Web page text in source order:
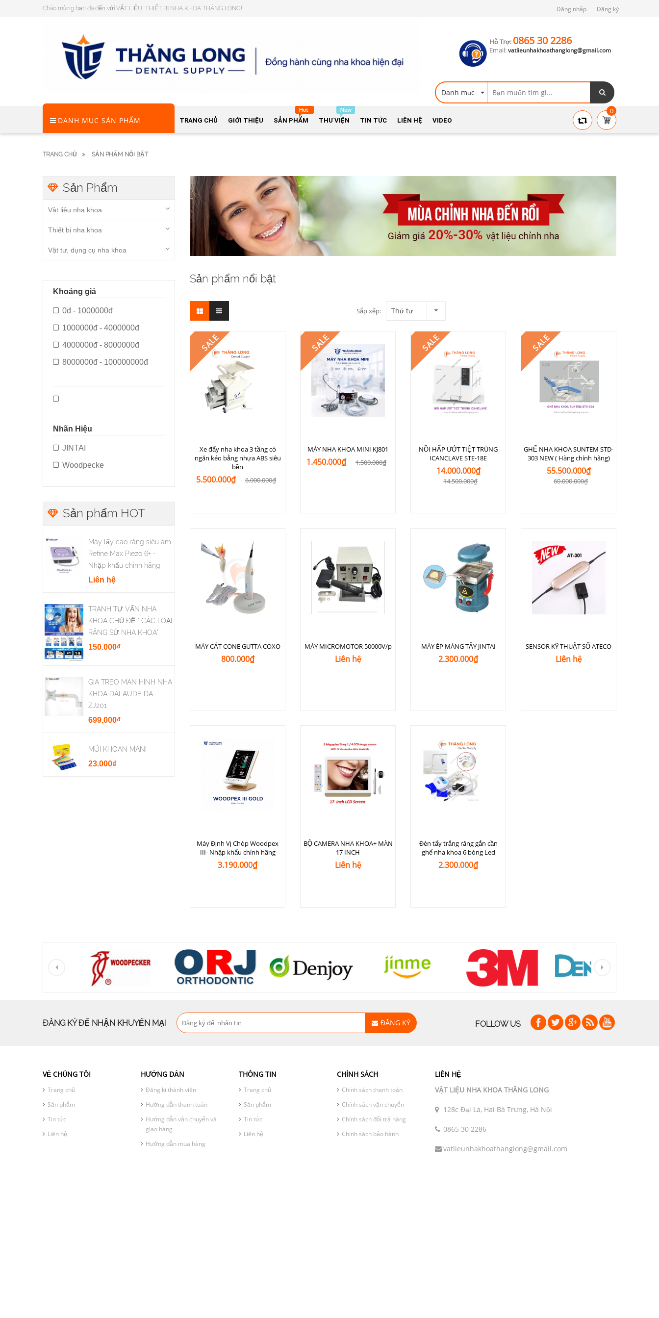
Chào mừng bạn đã đến với VẬT LIỆU, THIẾT BỊ NHA KHOA THĂNG LONG! Đăng nhập Đăng ký
Hỗ Trợ: 0865 30 2286
Email:vatlieunhakhoathanglong@gmail.com
Danh mục
DANH MỤC SẢN PHẨM TRANG CHỦ GIỚI THIỆU SẢN PHẨM THƯ VIỆN TIN TỨC LIÊN HỆ VIDEO
0
TRANG CHỦ SẢN PHẨM NỔI BẬT
Sản phẩm nổi bật
Sắp xếp: Thứ tự
SALE
Xe đẩy nha khoa 3 tầng có
ngăn kéo bằng nhựa ABS siêu
bền
5.500.000₫ 6.000.000₫
SALE
MÁY NHA KHOA MINI KJ801
1.450.000₫ 1.500.000₫
SALE
NỒI HẤP ƯỚT TIỆT TRÙNG
ICANCLAVE STE-18E
14.000.000₫
14.500.000₫
SALE
GHẾ NHA KHOA SUNTEM STD-
303 NEW ( Hàng chính hãng)
55.500.000₫
60.000.000₫
MÁY CẮT CONE GUTTA COXO
800.000₫
MÁY MICROMOTOR 50000V/p
Liên hệ
MÁY ÉP MÁNG TẨY JINTAI
2.300.000₫
SENSOR KỸ THUẬT SỐ ATECO
Liên hệ
Máy Định Vị Chóp Woodpex
III- Nhập khẩu chính hãng
3.190.000₫
BỘ CAMERA NHA KHOA+ MÀN
17 INCH
Liên hệ
Đèn tẩy trắng răng gắn cần
ghế nha khoa 6 bóng Led
2.300.000₫
Sản Phẩm
Vật liệu nha khoa
Thiết bị nha khoa
Vật tư, dụng cụ nha khoa
Khoảng giá
0đ - 1000000đ
1000000đ - 4000000đ
4000000đ - 8000000đ
8000000đ - 100000000đ
Nhãn Hiệu
JINTAI
Woodpecke
Sản phẩm HOT
Máy lấy cao răng siêu âm
Refine Max Piezo 6+ -
Nhập khẩu chính hãng
Liên hệ
TRANH TƯ VẤN NHA
KHOA CHỦ ĐỀ " CÁC LOẠI
RĂNG SỨ NHA KHOA"
150.000₫
GIÁ TREO MÀN HÌNH NHA
KHOA DALAUDE DA-
ZJ201
699.000₫
MŨI KHOAN MANI
23.000₫
ĐĂNG KÝ ĐỂ NHẬN KHUYẾN MẠI ĐĂNG KÝ FOLLOW US
VỀ CHÚNG TÔI
Trang chủ
Sản phẩm
Tin tức
Liên hệ
HƯỚNG DẪN
Đăng kí thành viên
Hướng dẫn thanh toán
Hướng dẫn vận chuyển và
giao hàng
Hướng dẫn mua hàng
THÔNG TIN
Trang chủ
Sản phẩm
Tin tức
Liên hệ
CHÍNH SÁCH
Chính sách thanh toán
Chính sách vận chuyển
Chính sách đổi trả hàng
Chính sách bảo hành
LIÊN HỆ
VẬT LIỆU NHA KHOA THĂNG LONG
128c Đại La, Hai Bà Trưng, Hà Nội
0865 30 2286
vatlieunhakhoathanglong@gmail.com